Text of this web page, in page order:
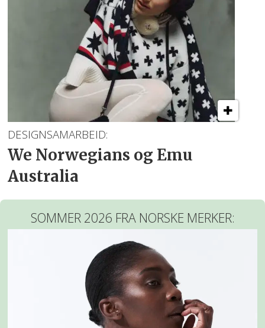
DESIGNSAMARBEID:
We Norwegians og Emu
Australia
SOMMER 2026 FRA NORSKE MERKER: